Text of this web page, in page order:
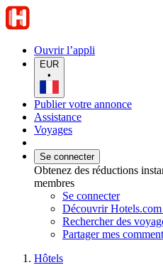
Ouvrir l’appli
EUR
•
Publier votre annonce
Assistance
Voyages
Se connecter
Obtenez des réductions
membres
Se connecter
Découvrir
Rechercher des
Partager mes
Hôtels